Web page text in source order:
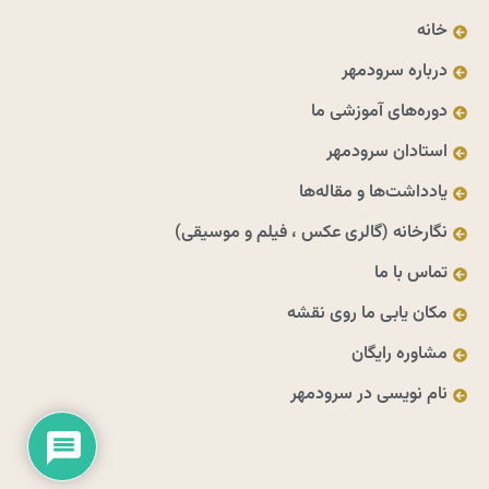
خانه
درباره سرودمهر
دوره‌های آموزشی ما
استادان سرودمهر
یادداشت‌ها و مقاله‌ها
نگارخانه (گالری عکس ، فیلم و موسیقی)
تماس با ما
مکان یابی ما روی نقشه
مشاوره رایگان
نام نویسی در سرودمهر